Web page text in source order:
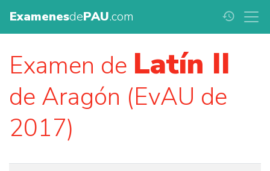
ExamenesdePAU.com history
Examen de Latín II
de Aragón (EvAU de
2017)